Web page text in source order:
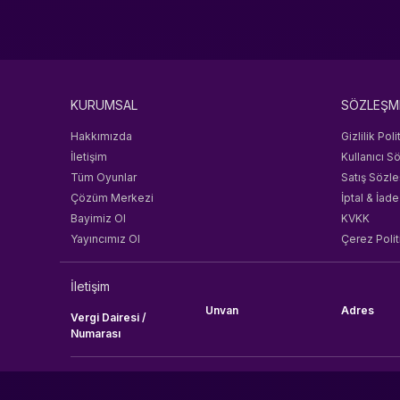
Sobee
TTHmobi
Oasis Games
IGG
M24PRO
Moonton
KURUMSAL
Hakkımızda
İletişim
Tüm Oyunlar
Çözüm Merkezi
Bayimiz Ol
Yayıncımız Ol
Gizlilik
Kullanıcı
Satış
İptal & İade
KVKK
Çerez
İletişim
Vergi Dairesi /
Numarası
Unvan Adres